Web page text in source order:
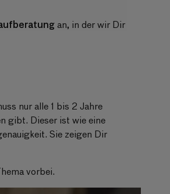
an, in der wir Dir
nur alle 1 bis 2 Jahre
gibt. Dieser ist wie eine
Sie zeigen Dir
vorbei.